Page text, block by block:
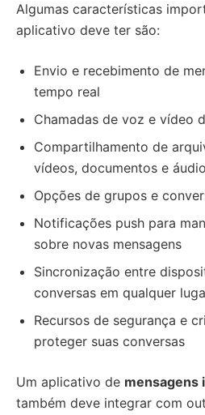
Algumas características
aplicativo deve ter são:
Envio e recebimento de
tempo real
Chamadas de voz e vídeo
Compartilhamento de
vídeos, documentos e
Opções de grupos e
Notificações push para
sobre novas mensagens
Sincronização entre
conversas em qualquer
Recursos de segurança e
proteger suas conversas
Um aplicativo de mensagens
também deve integrar com